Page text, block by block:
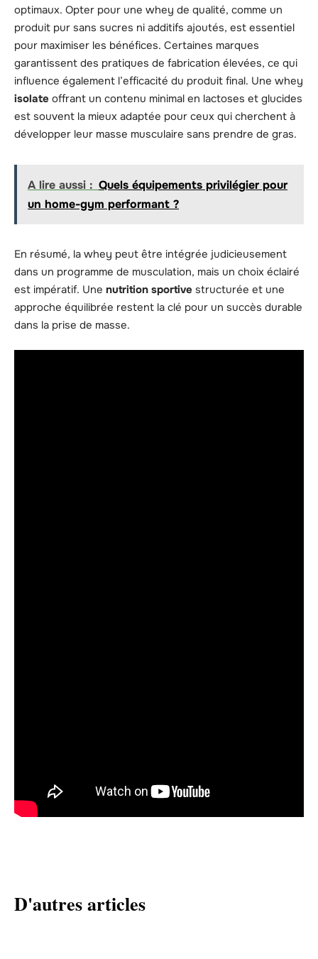
optimaux. Opter pour une whey de qualité, comme un
produit pur sans sucres ni additifs ajoutés, est essentiel
pour maximiser les bénéfices. Certaines marques
garantissent des pratiques de fabrication élevées, ce qui
influence également l’efficacité du produit final. Une whey
isolate offrant un contenu minimal en lactoses et glucides
est souvent la mieux adaptée pour ceux qui cherchent à
développer leur masse musculaire sans prendre de gras.
A lire aussi : Quels équipements privilégier pour
un home-gym performant ?
En résumé, la whey peut être intégrée judicieusement
dans un programme de musculation, mais un choix éclairé
est impératif. Une nutrition sportive structurée et une
approche équilibrée restent la clé pour un succès durable
dans la prise de masse.
D'autres articles